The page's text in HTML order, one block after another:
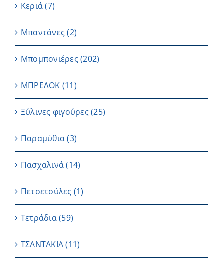
Κεριά (7)
Μπαντάνες (2)
Μπομπονιέρες(202)
ΜΠΡΕΛΟΚ (11)
Ξύλινες φιγούρες(25)
Παραμύθια (3)
Πασχαλινά (14)
Πετσετούλες (1)
Τετράδια(59)
ΤΣΑΝΤΑΚΙΑ (11)